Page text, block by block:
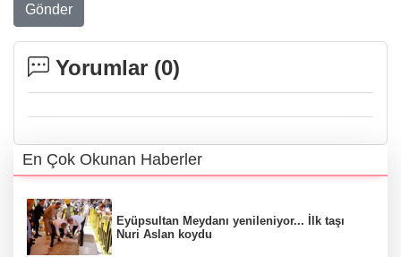
Gönder
Yorumlar (0)
En Çok Okunan Haberler
Eyüpsultan Meydanı yenileniyor... İlk taşı
Nuri Aslan koydu